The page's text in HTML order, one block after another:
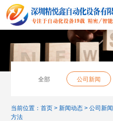
全部 公司新闻
当前位置：首页 >新闻动态 >公司新闻
方法